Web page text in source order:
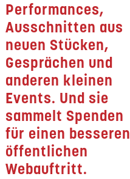
Performances,
Ausschnitten aus
neuen Stücken,
Gesprächen und
anderen kleinen
Events. Und sie
sammelt Spenden
für einen besseren
öffentlichen
Webauftritt.